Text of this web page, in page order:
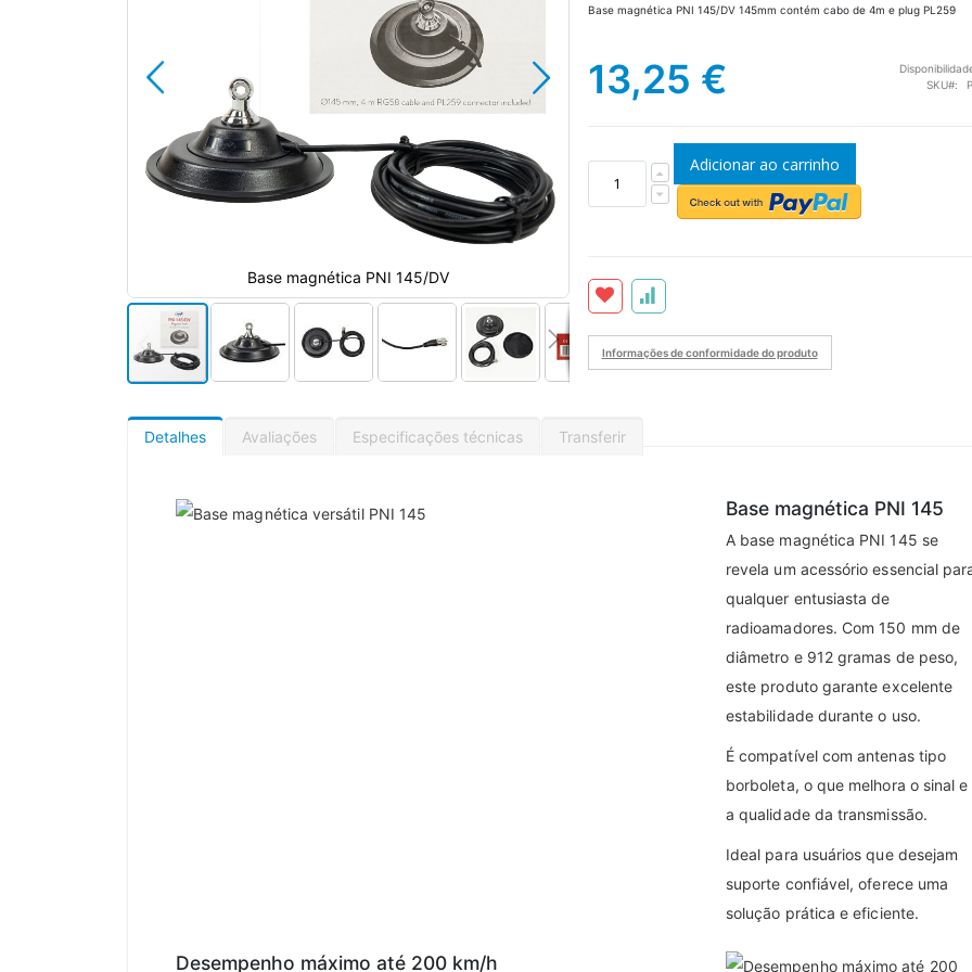
Base magnética PNI 145/DV
Base magnética PNI 145/DV 145mm contém cabo de 4m e plug PL259
13,25 €
SKU
Adicionar ao carrinho
Informações de conformidade do produto
Detalhes
Base magnética PNI 145
A base magnética PNI 145 se
revela um acessório essencial
qualquer entusiasta de
radioamadores. Com 150 mm de
diâmetro e 912 gramas de peso,
este produto garante excelente
estabilidade durante o uso.
É compatível com antenas tipo
borboleta, o que melhora o sinal e
a qualidade da transmissão.
Ideal para usuários que desejam
suporte confiável, oferece uma
solução prática e eficiente.
Desempenho máximo até 200 km/h
Avaliações Especificações técnicas Transferir